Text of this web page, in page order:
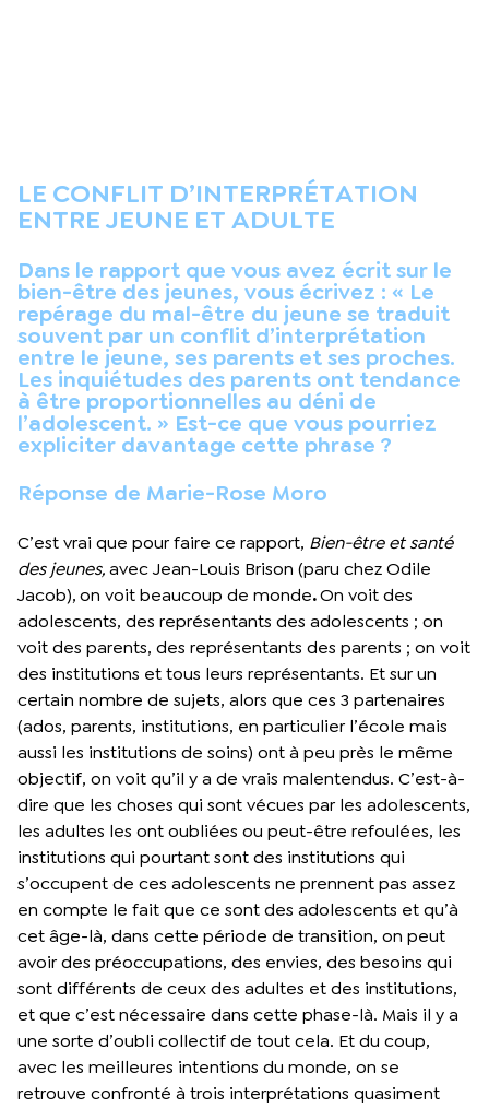
LE CONFLIT D’INTERPRÉTATION
ENTRE JEUNE ET ADULTE
Dans le rapport que vous avez écrit sur le
bien-être des jeunes, vous écrivez : « Le
repérage du mal-être du jeune se traduit
souvent par un conflit d’interprétation
entre le jeune, ses parents et ses proches.
Les inquiétudes des parents ont tendance
à être proportionnelles au déni de
l’adolescent. » Est-ce que vous pourriez
expliciter davantage cette phrase ?
Réponse de Marie-Rose Moro
C’est vrai que pour faire ce rapport, Bien-être et santé
des jeunes,avec Jean-Louis Brison (paru chez Odile
Jacob),on voit beaucoup de monde.On voit des
adolescents, des représentants des adolescents ; on
voit des parents, des représentants des parents ; on voit
des institutions et tous leurs représentants. Et sur un
certain nombre de sujets, alors que ces 3 partenaires
(ados, parents, institutions, en particulier l’école mais
aussi les institutions de soins) ont à peu près le même
objectif, on voit qu’il y a de vrais malentendus. C’est-à-
dire que les choses qui sont vécues par les adolescents,
les adultes les ont oubliées ou peut-être refoulées, les
institutions qui pourtant sont des institutions qui
s’occupent de ces adolescents ne prennent pas assez
en compte le fait que ce sont des adolescents et qu’à
cet âge-là, dans cette période de transition, on peut
avoir des préoccupations, des envies, des besoins qui
sont différents de ceux des adultes et des institutions,
et que c’est nécessaire dans cette phase-là. Mais il y a
une sorte d’oubli collectif de tout cela. Et du coup,
avec les meilleures intentions du monde, on se
retrouve confronté à trois interprétations quasiment